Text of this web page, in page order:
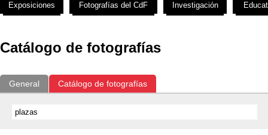
Catálogo de fotografías
General Catálogo de fotografías
Exposiciones Fotografías del CdF Investigación